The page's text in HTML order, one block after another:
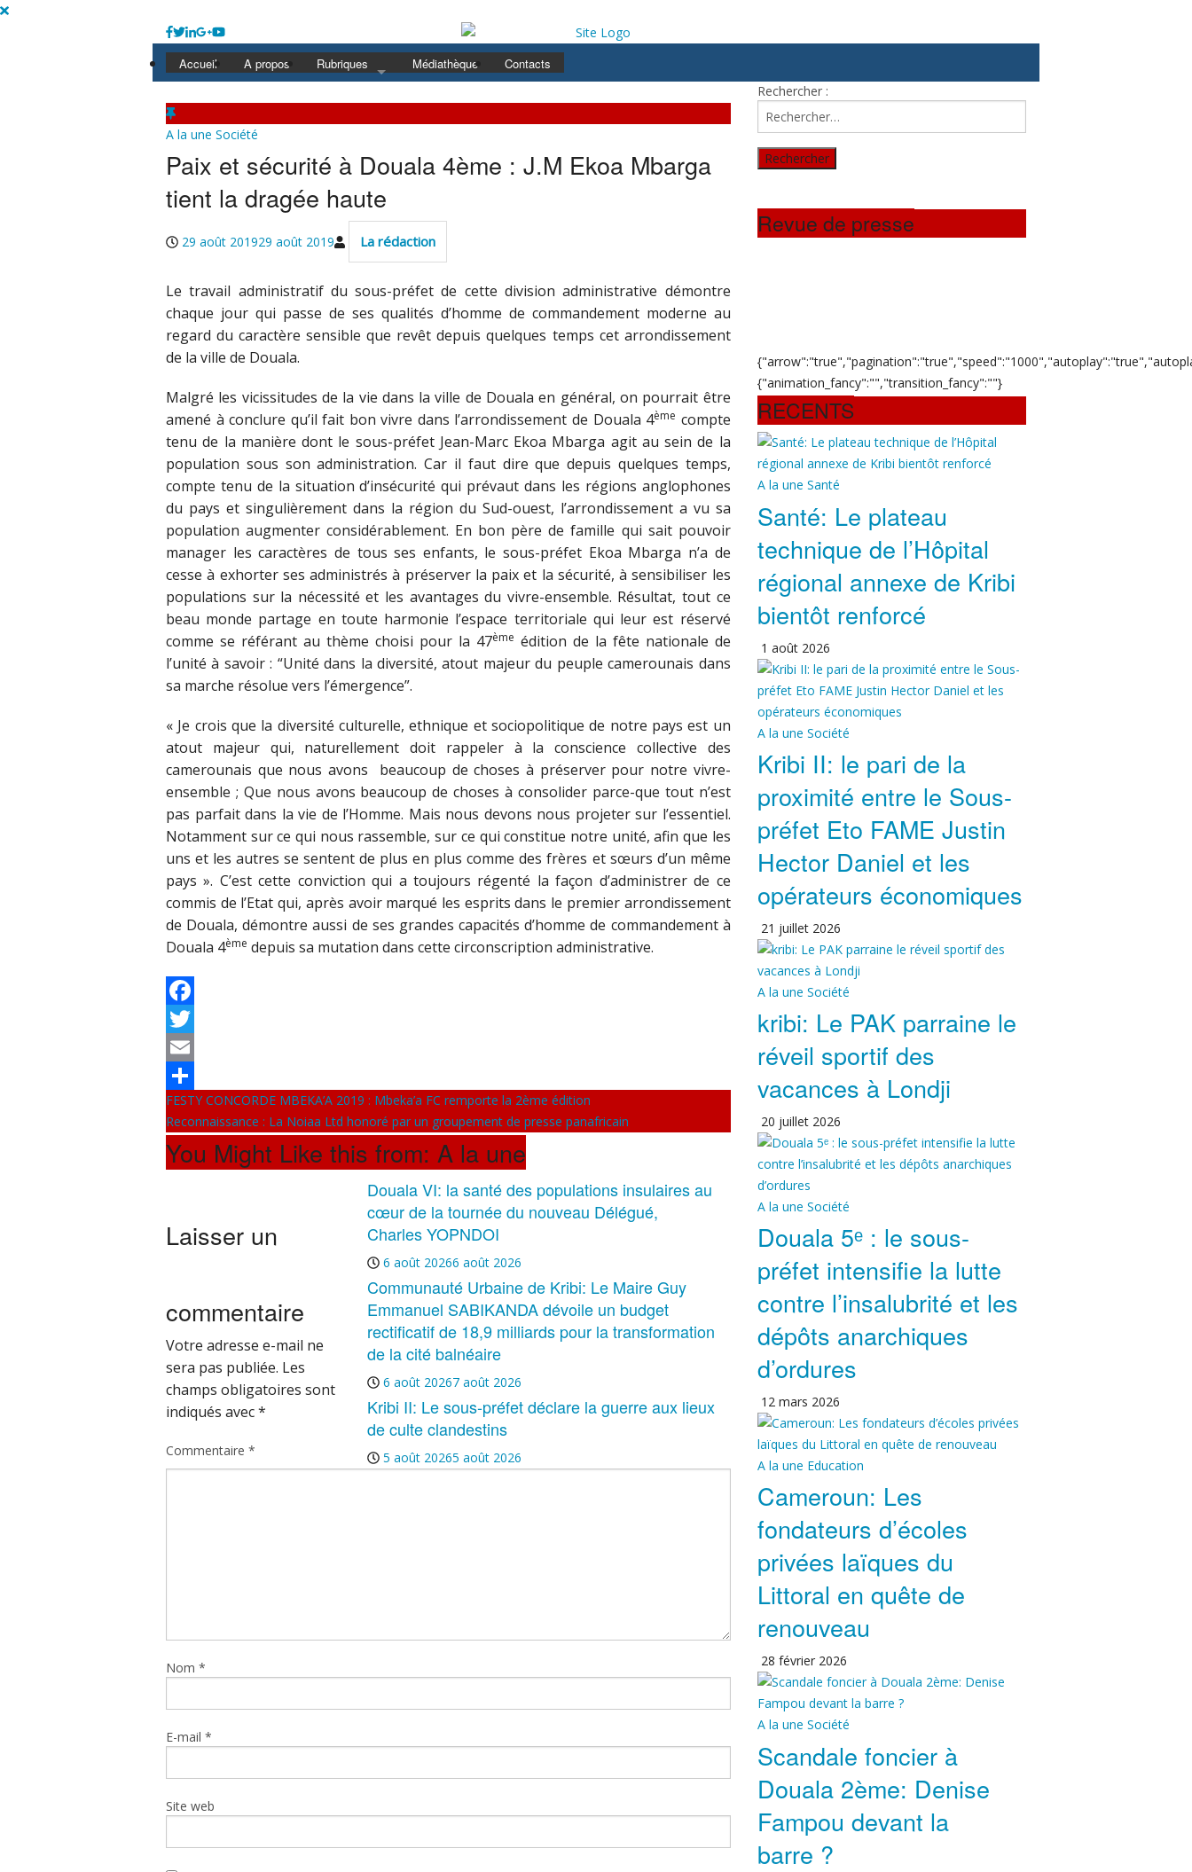
Accueil A propos
Rubriques
A la une
Politique
Economie
Société
Santé
Culture
Médiathèque Contacts
A la une Société
Paix et sécurité à Douala 4ème : J.M Ekoa Mbarga
tient la dragée haute
29 août 201929 août 2019 La rédaction
Le travail administratif du sous-préfet de cette division administrative démontre
chaque jour qui passe de ses qualités d’homme de commandement moderne au
regard du caractère sensible que revêt depuis quelques temps cet arrondissement
de la ville de Douala.
Malgré les vicissitudes de la vie dans la ville de Douala en général, on pourrait être
amené à conclure qu’il fait bon vivre dans l’arrondissement de Douala 4ème compte
tenu de la manière dont le sous-préfet Jean-Marc Ekoa Mbarga agit au sein de la
population sous son administration. Car il faut dire que depuis quelques temps,
compte tenu de la situation d’insécurité qui prévaut dans les régions anglophones
du pays et singulièrement dans la région du Sud-ouest, l’arrondissement a vu sa
population augmenter considérablement. En bon père de famille qui sait pouvoir
manager les caractères de tous ses enfants, le sous-préfet Ekoa Mbarga n’a de
cesse à exhorter ses administrés à préserver la paix et la sécurité, à sensibiliser les
populations sur la nécessité et les avantages du vivre-ensemble. Résultat, tout ce
beau monde partage en toute harmonie l’espace territoriale qui leur est réservé
comme se référant au thème choisi pour la 47ème édition de la fête nationale de
l’unité à savoir : “Unité dans la diversité, atout majeur du peuple camerounais dans
sa marche résolue vers l’émergence”.
« Je crois que la diversité culturelle, ethnique et sociopolitique de notre pays est un
atout majeur qui, naturellement doit rappeler à la conscience collective des
camerounais que nous avons beaucoup de choses à préserver pour notre vivre-
ensemble ; Que nous avons beaucoup de choses à consolider parce-que tout n’est
pas parfait dans la vie de l’Homme. Mais nous devons nous projeter sur l’essentiel.
Notamment sur ce qui nous rassemble, sur ce qui constitue notre unité, afin que les
uns et les autres se sentent de plus en plus comme des frères et sœurs d’un même
pays ». C’est cette conviction qui a toujours régenté la façon d’administrer de ce
commis de l’Etat qui, après avoir marqué les esprits dans le premier arrondissement
de Douala, démontre aussi de ses grandes capacités d’homme de commandement à
Douala 4ème depuis sa mutation dans cette circonscription administrative.
Facebook
Twitter
Email
Partager
FESTY CONCORDE MBEKA’A 2019 : Mbeka’a FC remporte la 2ème édition
Reconnaissance : La Noiaa Ltd honoré par un groupement de presse panafricain
You Might Like this from: A la une
Douala VI: la santé des populations insulaires au
cœur de la tournée du nouveau Délégué,
Charles YOPNDOI
6 août 20266 août 2026
Communauté Urbaine de Kribi: Le Maire Guy
Emmanuel SABIKANDA dévoile un budget
rectificatif de 18,9 milliards pour la transformation
de la cité balnéaire
6 août 20267 août 2026
Kribi II: Le sous-préfet déclare la guerre aux lieux
de culte clandestins
5 août 20265 août 2026
Laisser un
commentaire
Votre adresse e-mail ne
sera pas publiée. Les
champs obligatoires sont
indiqués avec*
Commentaire *
Nom *
E-mail *
Site web
Rechercher :
Revue de presse
{"animation_fancy":"","transition_fancy":""}
RECENTS
A la une Santé
Santé: Le plateau
technique de l’Hôpital
régional annexe de Kribi
bientôt renforcé
1 août 2026
A la une Société
Kribi II: le pari de la
proximité entre le Sous-
préfet Eto FAME Justin
Hector Daniel et les
opérateurs économiques
21 juillet 2026
A la une Société
kribi: Le PAK parraine le
réveil sportif des
vacances à Londji
20 juillet 2026
A la une Société
Douala 5ᵉ : le sous-
préfet intensifie la lutte
contre l’insalubrité et les
dépôts anarchiques
d’ordures
12 mars 2026
A la une Education
Cameroun: Les
fondateurs d’écoles
privées laïques du
Littoral en quête de
renouveau
28 février 2026
A la une Société
Scandale foncier à
Douala 2ème: Denise
Fampou devant la
barre ?